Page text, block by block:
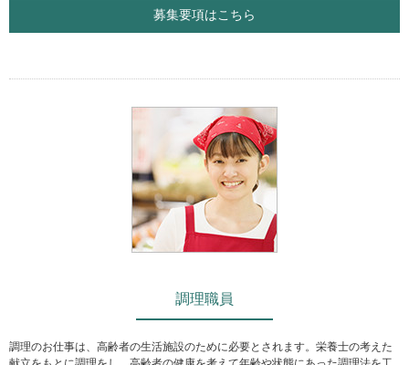
募集要項はこちら
調理職員
調理のお仕事は、高齢者の生活施設のために必要とされます。栄養士の考えた